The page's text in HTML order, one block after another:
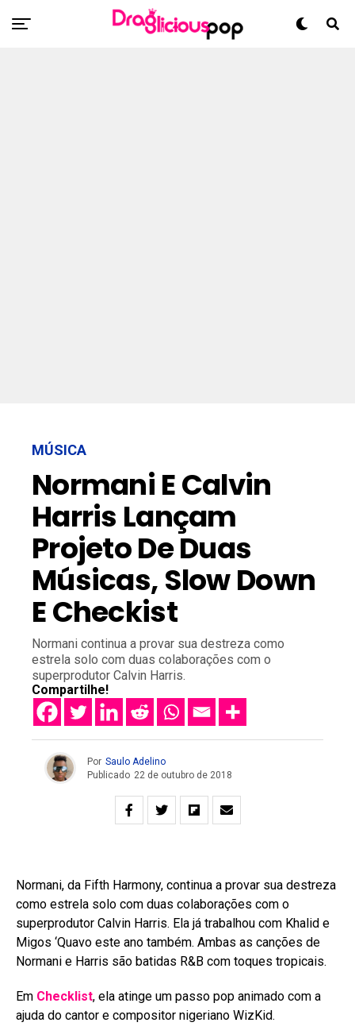
MÚSICA
Normani E Calvin
Harris Lançam
Projeto De Duas
Músicas, Slow Down
E Checkist
Normani continua a provar sua destreza como
estrela solo com duas colaborações com o
superprodutor Calvin Harris.
Compartilhe!
Por Saulo Adelino
Publicado 22 de outubro de 2018
Normani, da Fifth Harmony, continua a provar sua destreza
como estrela solo com duas colaborações com o
superprodutor Calvin Harris. Ela já trabalhou com Khalid e
Migos ‘Quavo este ano também. Ambas as canções de
Normani e Harris são batidas R&B com toques tropicais.
Em Checklist, ela atinge um passo pop animado com a
ajuda do cantor e compositor nigeriano WizKid.